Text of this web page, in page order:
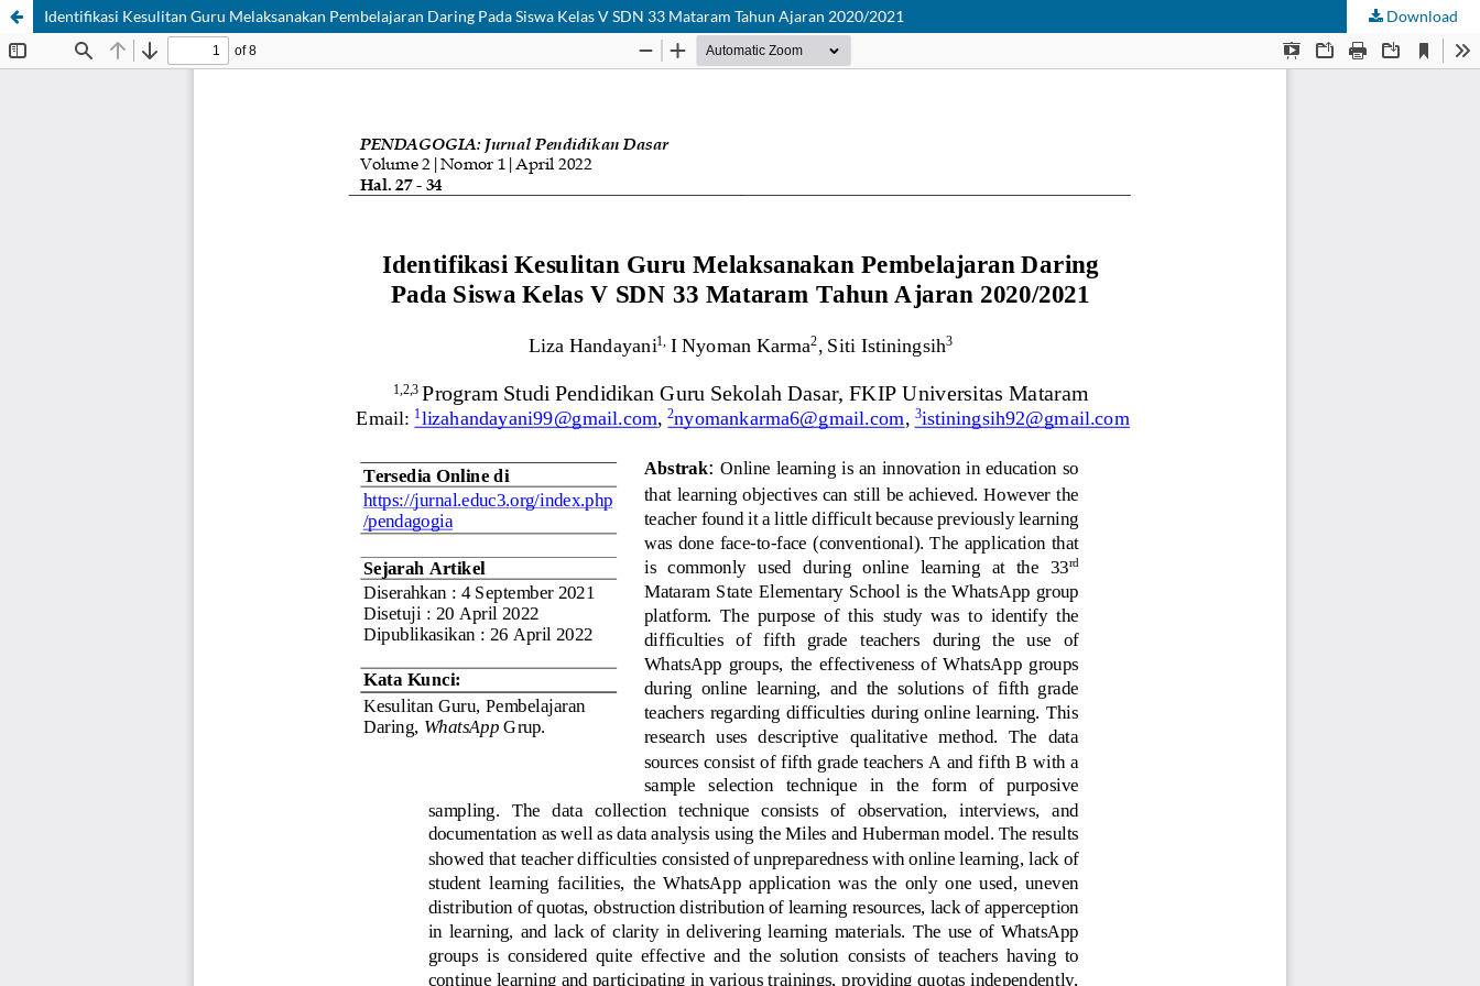
Identifikasi Kesulitan Guru Melaksanakan Pembelajaran Daring Pada Siswa Kelas V SDN 33 Mataram Tahun Ajaran 2020/2021 Download